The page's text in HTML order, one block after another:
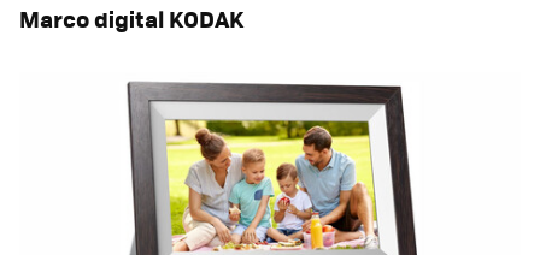
Marco digital KODAK